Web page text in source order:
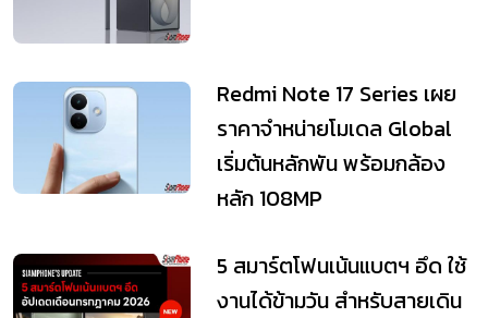
Redmi Note 17 Series เผย
ราคาจำหน่ายโมเดล Global
เริ่มต้นหลักพัน พร้อมกล้อง
หลัก 108MP
5 สมาร์ตโฟนเน้นแบตฯ อึด ใช้
งานได้ข้ามวัน สำหรับสายเดิน